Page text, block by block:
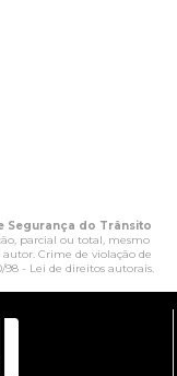
Segurança do Trânsito
parcial ou total, mesmo
Crime de violação de
98 - Lei de direitos autorais.